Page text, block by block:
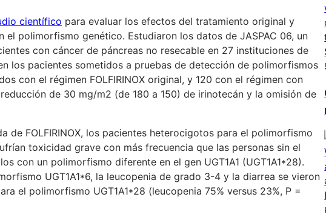
científico para evaluar los efectos del tratamiento original y
polimorfismo genético. Estudiaron los datos de JASPAC 06, un
con cáncer de páncreas no resecable en 27 instituciones de
los pacientes sometidos a pruebas de detección de polimorfismos
con el régimen FOLFIRINOX original, y 120 con el régimen con
de 30 mg/m2 (de 180 a 150) de irinotecán y la omisión de
de FOLFIRINOX, los pacientes heterocigotos para el polimorfismo
toxicidad grave con más frecuencia que las personas sin el
con un polimorfismo diferente en el gen UGT1A1 (UGT1A1*28).
UGT1A1*6, la leucopenia de grado 3-4 y la diarrea se vieron
el polimorfismo UGT1A1*28 (leucopenia 75% versus 23%, P =